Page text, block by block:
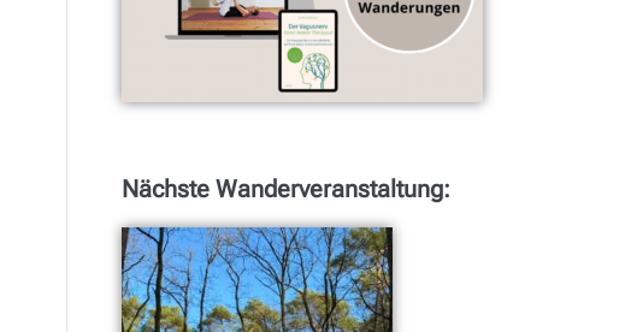
Nächste Wanderveranstaltung: